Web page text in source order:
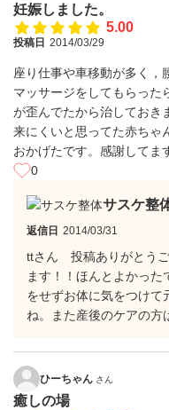
妊娠しました。
5.00
投稿日 2014/03/29
座り仕事や車移動が多く，
マッサージをしてもらった
が歪んでたから治しておき
来にくいと思ってた赤ちゃ
おかげたです。感謝してま
0
サスケ整
返信日 2014/03/31
ttさん 投稿ありがとう
ます！！ほんとよかっ
をせずお体に気をつけて
ね。また産後のケアの方
ひーちゃん さん
癒しの場